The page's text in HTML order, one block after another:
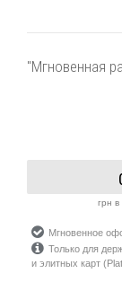
"Мгновенная
грн в
Мгновенное
Только для
и элитных карт